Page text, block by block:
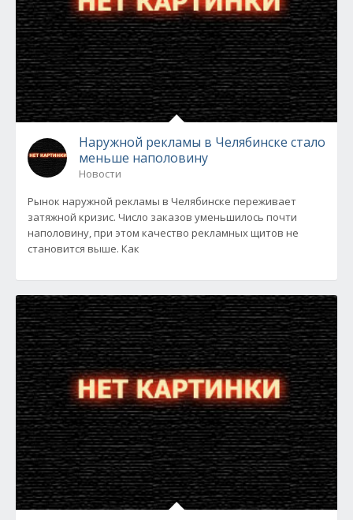
Наружной рекламы в Челябинске стало
меньше наполовину
Новости
Рынок наружной рекламы в Челябинске переживает
затяжной кризис. Число заказов уменьшилось почти
наполовину, при этом качество рекламных щитов не
становится выше. Как